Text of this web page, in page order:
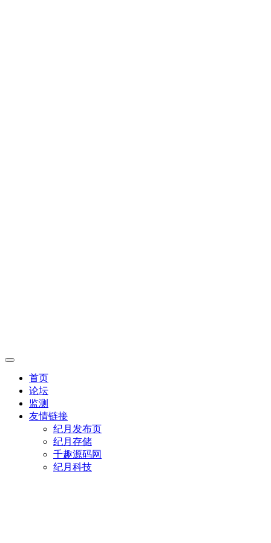
首页
论坛
监测
友情链接
纪月发布页
纪月存储
千趣源码网
纪月科技